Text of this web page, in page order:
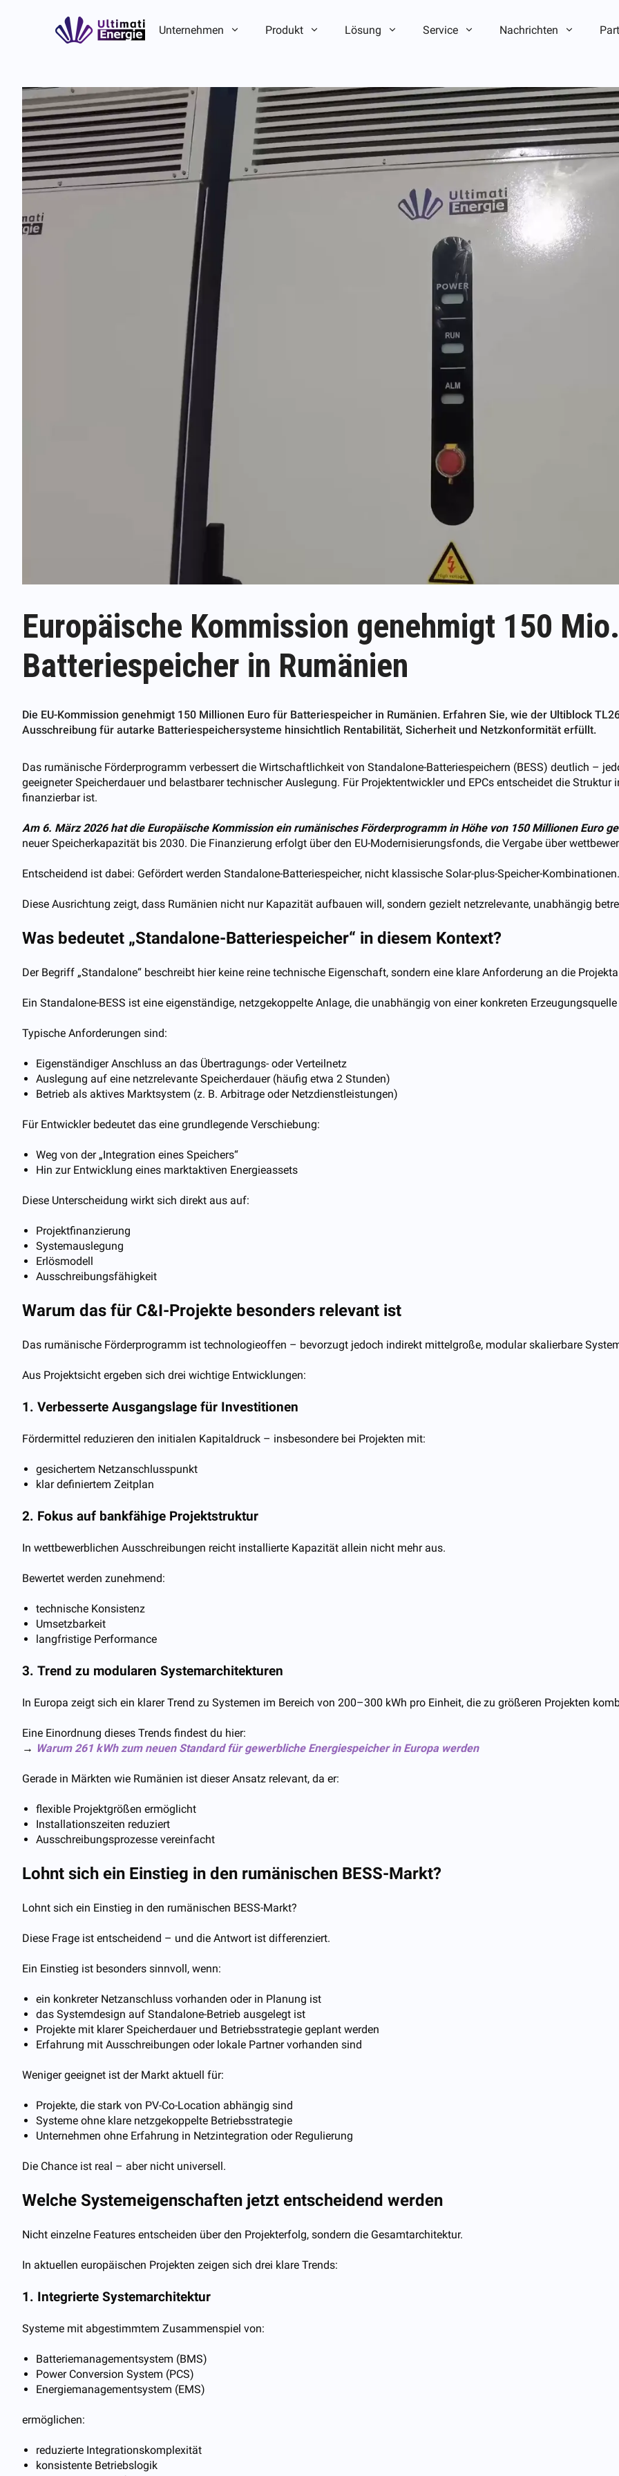
Unternehmen Produkt Lösung Service Nachrichten
Unternehmensvorstellung
ESG
Markengeschichte
Team-/Lokalvorteil
ESG
Markengeschichte
Team-/Lokalvorteil
Europäische Kommission genehmigt 150
Batteriespeicher in Rumänien
Die EU-Kommission genehmigt 150 Millionen Euro für Batteriespeicher in Rumänien. Erfahren Sie, wie der Ultiblock
Ausschreibung für autarke Batteriespeichersysteme hinsichtlich Rentabilität, Sicherheit und Netzkonformität erfüllt.
Das rumänische Förderprogramm verbessert die Wirtschaftlichkeit von Standalone-Batteriespeichern (BESS) deutlich –
geeigneter Speicherdauer und belastbarer technischer Auslegung. Für Projektentwickler und EPCs entscheidet die
finanzierbar ist.
Am 6. März 2026 hat die Europäische Kommission ein rumänisches Förderprogramm in Höhe von 150 Millionen Euro
neuer Speicherkapazität bis 2030. Die Finanzierung erfolgt über den EU-Modernisierungsfonds, die Vergabe über
Entscheidend ist dabei: Gefördert werden Standalone-Batteriespeicher, nicht klassische Solar-plus-Speicher-Kombinationen.
Diese Ausrichtung zeigt, dass Rumänien nicht nur Kapazität aufbauen will, sondern gezielt netzrelevante, unabhängig
Was bedeutet „Standalone-Batteriespeicher“ in diesem Kontext?
Der Begriff „Standalone“ beschreibt hier keine reine technische Eigenschaft, sondern eine klare Anforderung an die
Ein Standalone-BESS ist eine eigenständige, netzgekoppelte Anlage, die unabhängig von einer konkreten
Typische Anforderungen sind:
Eigenständiger Anschluss an das Übertragungs- oder Verteilnetz
Auslegung auf eine netzrelevante Speicherdauer (häufig etwa 2 Stunden)
Betrieb als aktives Marktsystem (z. B. Arbitrage oder Netzdienstleistungen)
Für Entwickler bedeutet das eine grundlegende Verschiebung:
Weg von der „Integration eines Speichers“
Hin zur Entwicklung eines marktaktiven Energieassets
Diese Unterscheidung wirkt sich direkt aus auf:
Projektfinanzierung
Systemauslegung
Erlösmodell
Ausschreibungsfähigkeit
Warum das für C&I-Projekte besonders relevant ist
Das rumänische Förderprogramm ist technologieoffen – bevorzugt jedoch indirekt mittelgroße, modular skalierbare
Aus Projektsicht ergeben sich drei wichtige Entwicklungen:
1. Verbesserte Ausgangslage für Investitionen
Fördermittel reduzieren den initialen Kapitaldruck – insbesondere bei Projekten mit:
gesichertem Netzanschlusspunkt
klar definiertem Zeitplan
2. Fokus auf bankfähige Projektstruktur
In wettbewerblichen Ausschreibungen reicht installierte Kapazität allein nicht mehr aus.
Bewertet werden zunehmend:
technische Konsistenz
Umsetzbarkeit
langfristige Performance
3. Trend zu modularen Systemarchitekturen
In Europa zeigt sich ein klarer Trend zu Systemen im Bereich von 200–300 kWh pro Einheit, die zu größeren Projekten
Eine Einordnung dieses Trends findest du hier:
→ Warum 261 kWh zum neuen Standard für gewerbliche Energiespeicher in Europa werden
Gerade in Märkten wie Rumänien ist dieser Ansatz relevant, da er:
flexible Projektgrößen ermöglicht
Installationszeiten reduziert
Ausschreibungsprozesse vereinfacht
Lohnt sich ein Einstieg in den rumänischen BESS-Markt?
Lohnt sich ein Einstieg in den rumänischen BESS-Markt?
Diese Frage ist entscheidend – und die Antwort ist differenziert.
Ein Einstieg ist besonders sinnvoll, wenn:
ein konkreter Netzanschluss vorhanden oder in Planung ist
das Systemdesign auf Standalone-Betrieb ausgelegt ist
Projekte mit klarer Speicherdauer und Betriebsstrategie geplant werden
Erfahrung mit Ausschreibungen oder lokale Partner vorhanden sind
Weniger geeignet ist der Markt aktuell für:
Projekte, die stark von PV-Co-Location abhängig sind
Systeme ohne klare netzgekoppelte Betriebsstrategie
Unternehmen ohne Erfahrung in Netzintegration oder Regulierung
Die Chance ist real – aber nicht universell.
Welche Systemeigenschaften jetzt entscheidend werden
Nicht einzelne Features entscheiden über den Projekterfolg, sondern die Gesamtarchitektur.
In aktuellen europäischen Projekten zeigen sich drei klare Trends:
1. Integrierte Systemarchitektur
Systeme mit abgestimmtem Zusammenspiel von:
Batteriemanagementsystem (BMS)
Power Conversion System (PCS)
Energiemanagementsystem (EMS)
ermöglichen:
reduzierte Integrationskomplexität
konsistente Betriebslogik